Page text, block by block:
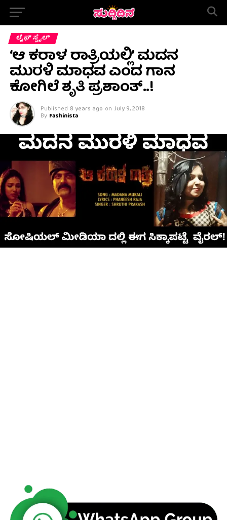
ಲೈಫ್ ಸ್ಟೈಲ್
‘ಆ ಕರಾಳ ರಾತ್ರಿಯಲ್ಲಿ’ ಮದನ
ಮುರಳಿ ಮಾಧವ ಎಂದ ಗಾನ
ಕೋಗಿಲೆ ಶೃತಿ ಪ್ರಶಾಂತ್..!
Published 8 years ago on July 9, 2018
By Fashinista